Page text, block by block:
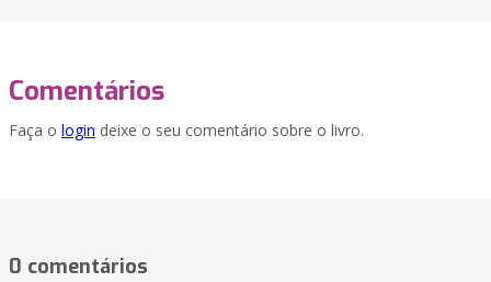
Comentários
Faça o login deixe o seu comentário sobre o livro.
0 comentários